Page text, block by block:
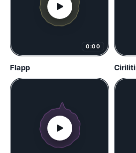
0:00
Flapp